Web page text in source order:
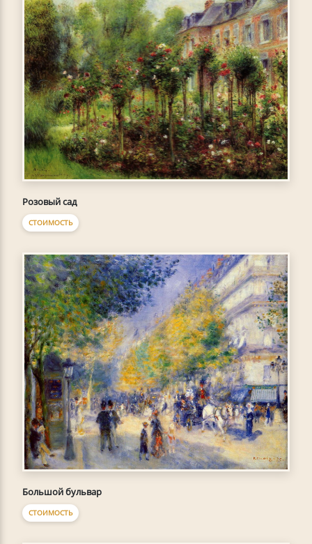
Розовый сад
СТОИМОСТЬ
Большой бульвар
СТОИМОСТЬ